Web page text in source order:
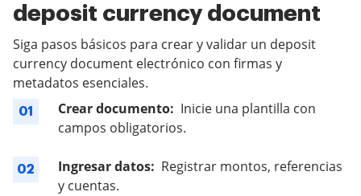
deposit currency document
Siga pasos básicos para crear y validar un deposit
currency document electrónico con firmas y
metadatos esenciales.
01 Crear documento: Inicie una plantilla con
campos obligatorios.
02 Ingresar datos: Registrar montos, referencias
y cuentas.